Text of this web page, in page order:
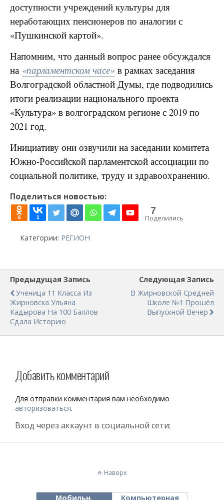
доступности учреждений культуры для
неработающих пенсионеров по аналогии с
«Пушкинской картой».
Напомним, что данный вопрос ранее обсуждался
на «парламентском часе» в рамках заседания
Волгоградской областной Думы, где подводились
итоги реализации национального проекта
«Культура» в волгоградском регионе с 2019 по
2021 год.
Инициативу они озвучили на заседании комитета
Южно-Российской парламентской ассоциации по
социальной политике, труду и здравоохранению.
Поделиться новостью:
6 1
7
Поделились
Категории: РЕГИОН
Предыдущая Запись
Ученица 11 Класса Из
Жирновска Ульяна​
Кадырова На 100 Баллов
Сдала Историю
Следующая Запись
В Жирновской Средней
Школе №1 Прошёл
Выпускной Вечер
Добавить комментарий
Для отправки комментария вам необходимо
авторизоваться.
Вход через аккаунт в социальной сети:
Наверх
Мобильн. Компьютерная